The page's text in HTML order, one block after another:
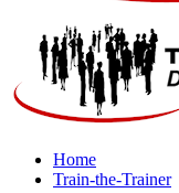
Home
Train-the-Trainer